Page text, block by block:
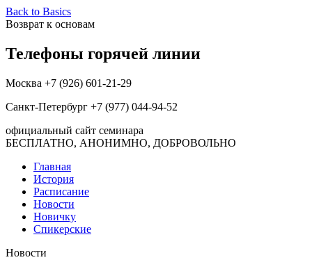
Back to Basics
Возврат к основам
Телефоны горячей линии
Москва +7 (926) 601-21-29
Санкт-Петербург +7 (977) 044-94-52
официальный сайт семинара
БЕСПЛАТНО, АНОНИМНО, ДОБРОВОЛЬНО
Главная
История
Расписание
Новости
Новичку
Спикерские
Новости